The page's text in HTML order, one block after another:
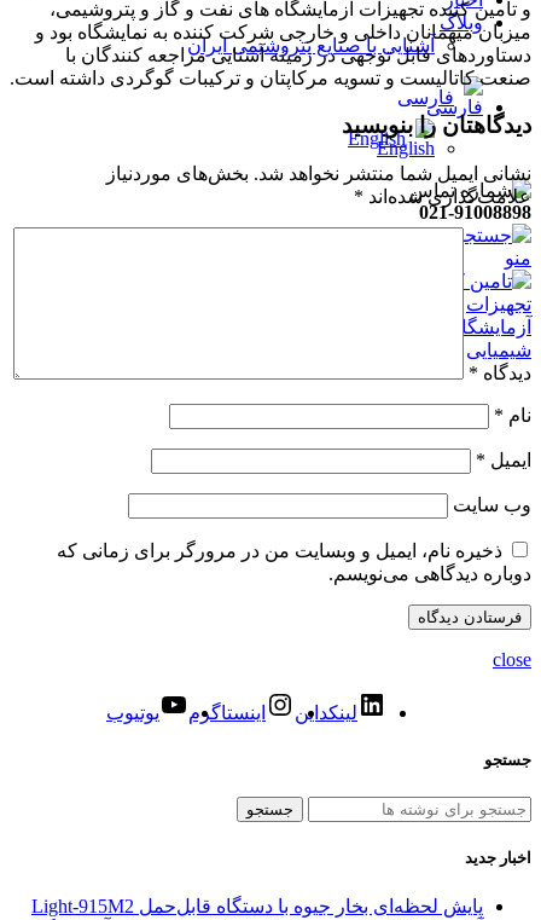
وبلاگ
آشنایی با صنایع پتروشیمی ایران
فارسی
English
021-91008898
جستجو
منو
و تامین کننده تجهیزات آزمایشگاه های نفت و گاز و پتروشیمی،
میزبان میهمانان داخلی و خارجی شرکت کننده به نمایشگاه بود و
دستاوردهای قابل توجهی در زمینه آشنایی مراجعه کنندگان با
صنعت کاتالیست و تسویه مرکاپتان و ترکیبات گوگردی داشته است.
دیدگاهتان را بنویسید
نشانی ایمیل شما منتشر نخواهد شد. بخش‌های موردنیاز
علامت‌گذاری شده‌اند *
دیدگاه *
نام *
ایمیل *
وب‌ سایت
ذخیره نام، ایمیل و وبسایت من در مرورگر برای زمانی که
دوباره دیدگاهی می‌نویسم.
close
لینکداین اینستاگرم یوتیوب
جستجو
جستجو
اخبار جدید
پایش لحظه‌ای بخار جیوه با دستگاه قابل‌حمل Light‑915M2